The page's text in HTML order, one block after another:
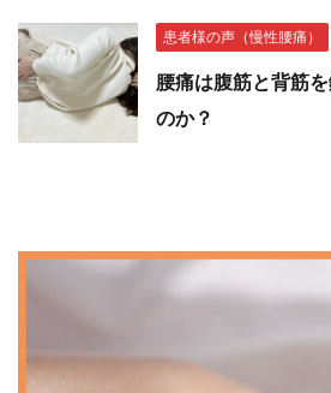
患者様の声（慢性腰痛）
腰痛は腹筋と背筋
のか？